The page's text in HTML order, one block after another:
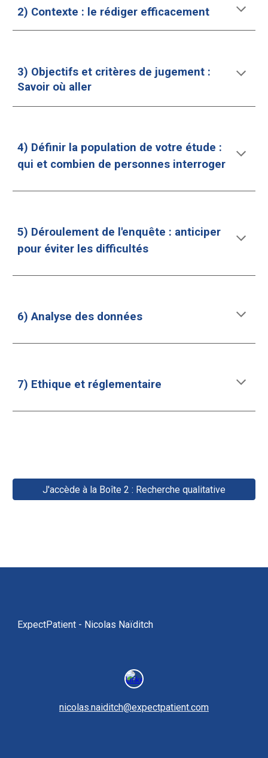
2) Contexte : le rédiger efficacement
3) Objectifs et critères de jugement :
Savoir où aller
4) Définir la population de votre étude :
qui et combien de personnes interroger
5) Déroulement de l'enquête : anticiper
pour éviter les difficultés
6) Analyse des données
7) Ethique et réglementaire
J'accède à la Boîte 2 : Recherche qualitative
ExpectPatient - Nicolas Naïditch
nicolas.naiditch@expectpatient.com